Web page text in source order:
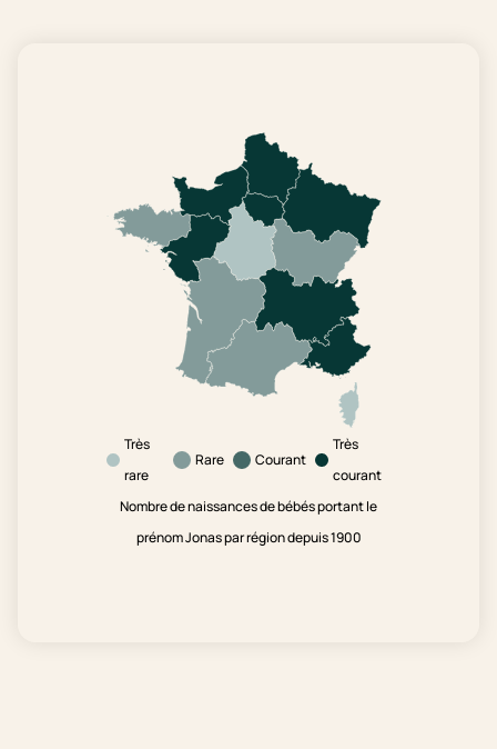
Très
rare
Rare Courant
Très
courant
Nombre de naissances de bébés portant le
prénom Jonas par région depuis 1900